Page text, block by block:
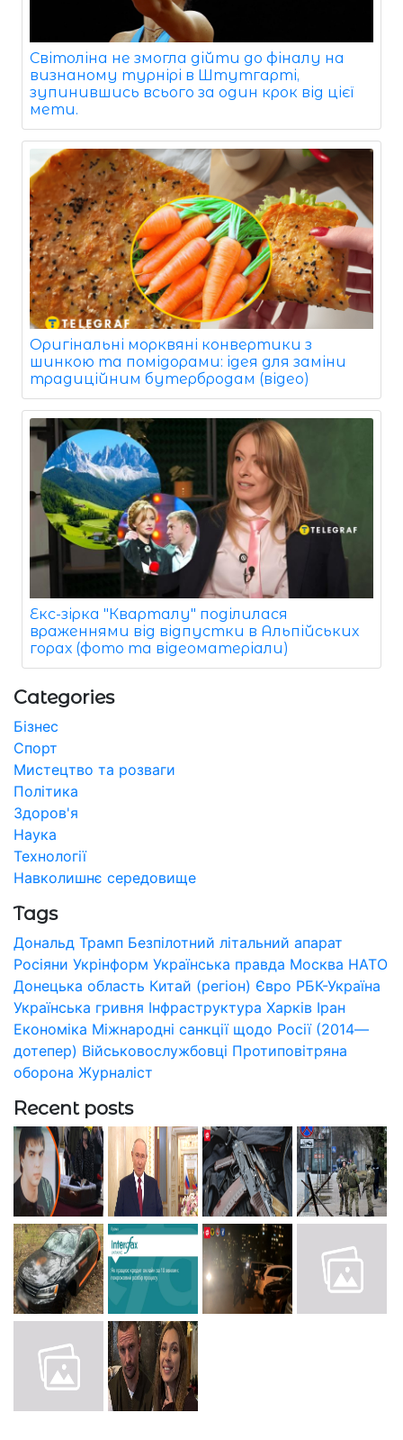
Світоліна не змогла дійти до фіналу на
визнаному турнірі в Штутгарті,
зупинившись всього за один крок від цієї
мети.
Оригінальні морквяні конвертики з
шинкою та помідорами: ідея для заміни
традиційним бутербродам (відео)
Екс-зірка "Кварталу" поділилася
враженнями від відпустки в Альпійських
горах (фото та відеоматеріали)
Categories
Бізнес
Спорт
Мистецтво та розваги
Політика
Здоров'я
Наука
Технології
Навколишнє середовище
Tags
Дональд Трамп Безпілотний літальний апарат
Росіяни Укрінформ Українська правда Москва НАТО
Донецька область Китай (регіон) Євро РБК-Україна
Українська гривня Інфраструктура Харків Іран
Економіка Міжнародні санкції щодо Росії (2014—
дотепер) Військовослужбовці Протиповітряна
оборона Журналіст
Recent posts